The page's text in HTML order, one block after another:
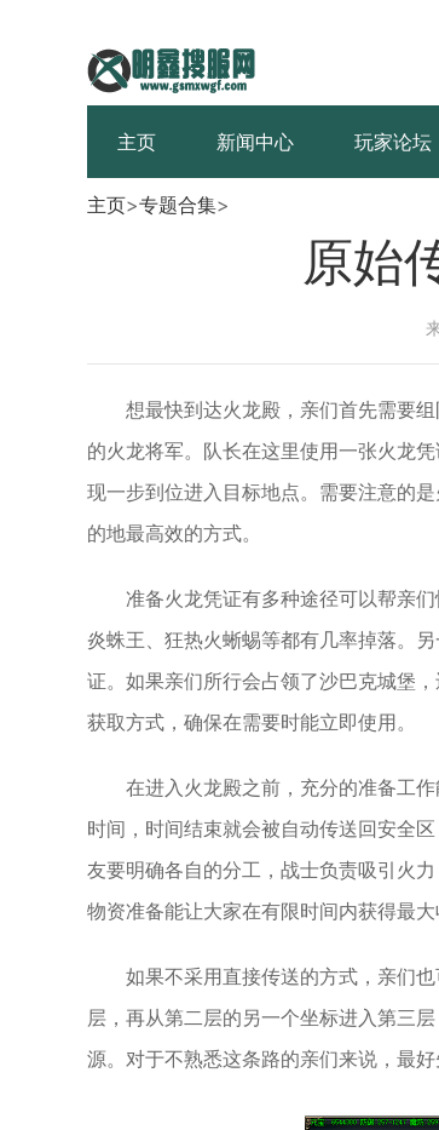
主页 新闻中心 玩家论坛
主页>专题合集>
原始
想最快到达火龙殿，亲们首先需要
的火龙将军。队长在这里使用一张火龙
现一步到位进入目标地点。需要注意的
的地最高效的方式。
准备火龙凭证有多种途径可以帮亲
炎蛛王、狂热火蜥蜴等都有几率掉落。
证。如果亲们所行会占领了沙巴克城堡
获取方式，确保在需要时能立即使用。
在进入火龙殿之前，充分的准备工
时间，时间结束就会被自动传送回安全
友要明确各自的分工，战士负责吸引火
物资准备能让大家在有限时间内获得最大
如果不采用直接传送的方式，亲们
层，再从第二层的另一个坐标进入第三
源。对于不熟悉这条路的亲们来说，最